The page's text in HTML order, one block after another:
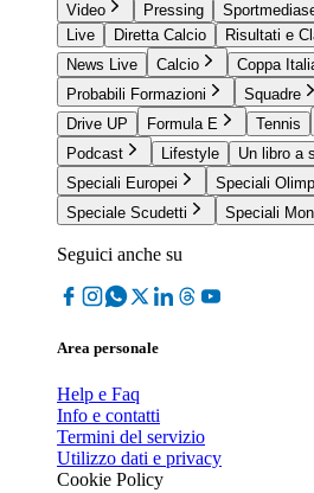
Video Pressing
Live
Diretta Calcio
Risultati e
News Live
Calcio Coppa
Probabili Formazioni
Squadre
Drive UP
Formula E Tennis
Podcast
Lifestyle
Un libro a
Speciali Europei
Speciali
Speciale Scudetti
Speciali
Seguici anche su
Area personale
Help e Faq
Info e contatti
Termini del servizio
Utilizzo dati e privacy
Cookie Policy